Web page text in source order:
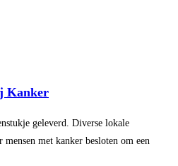
Kanker
geleverd. Diverse lokale
met kanker besloten om een